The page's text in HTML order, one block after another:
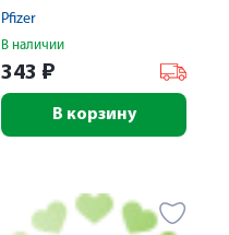
Pfizer
В наличии
343 ₽
В корзину